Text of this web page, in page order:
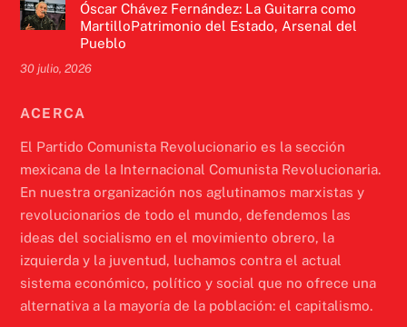
Óscar Chávez Fernández: La Guitarra como
MartilloPatrimonio del Estado, Arsenal del
Pueblo
30 julio, 2026
ACERCA
El Partido Comunista Revolucionario es la sección
mexicana de la Internacional Comunista Revolucionaria.
En nuestra organización nos aglutinamos marxistas y
revolucionarios de todo el mundo, defendemos las
ideas del socialismo en el movimiento obrero, la
izquierda y la juventud, luchamos contra el actual
sistema económico, político y social que no ofrece una
alternativa a la mayoría de la población: el capitalismo.